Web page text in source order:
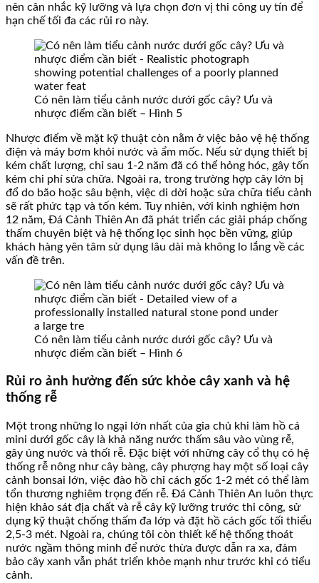
nên cân nhắc kỹ lưỡng và lựa chọn đơn vị thi công uy tín để
hạn chế tối đa các rủi ro này.
Có nên làm tiểu cảnh nước dưới gốc cây? Ưu và
nhược điểm cần biết – Hình 5
Nhược điểm về mặt kỹ thuật còn nằm ở việc bảo vệ hệ thống
điện và máy bơm khỏi nước và ẩm mốc. Nếu sử dụng thiết bị
kém chất lượng, chỉ sau 1-2 năm đã có thể hỏng hóc, gây tốn
kém chi phí sửa chữa. Ngoài ra, trong trường hợp cây lớn bị
đổ do bão hoặc sâu bệnh, việc di dời hoặc sửa chữa tiểu cảnh
sẽ rất phức tạp và tốn kém. Tuy nhiên, với kinh nghiệm hơn
12 năm, Đá Cảnh Thiên An đã phát triển các giải pháp chống
thấm chuyên biệt và hệ thống lọc sinh học bền vững, giúp
khách hàng yên tâm sử dụng lâu dài mà không lo lắng về các
vấn đề trên.
Có nên làm tiểu cảnh nước dưới gốc cây? Ưu và
nhược điểm cần biết – Hình 6
Rủi ro ảnh hưởng đến sức khỏe cây xanh và hệ
thống rễ
Một trong những lo ngại lớn nhất của gia chủ khi làm hồ cá
mini dưới gốc cây là khả năng nước thấm sâu vào vùng rễ,
gây úng nước và thối rễ. Đặc biệt với những cây cổ thụ có hệ
thống rễ nông như cây bàng, cây phượng hay một số loại cây
cảnh bonsai lớn, việc đào hồ chỉ cách gốc 1-2 mét có thể làm
tổn thương nghiêm trọng đến rễ. Đá Cảnh Thiên An luôn thực
hiện khảo sát địa chất và rễ cây kỹ lưỡng trước thi công, sử
dụng kỹ thuật chống thấm đa lớp và đặt hồ cách gốc tối thiểu
2,5-3 mét. Ngoài ra, chúng tôi còn thiết kế hệ thống thoát
nước ngầm thông minh để nước thừa được dẫn ra xa, đảm
bảo cây xanh vẫn phát triển khỏe mạnh như trước khi có tiểu
cảnh.